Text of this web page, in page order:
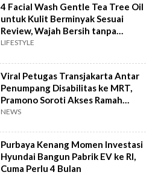
4 Facial Wash Gentle Tea Tree Oil
untuk Kulit Berminyak Sesuai
Review, Wajah Bersih tanpa
Kering
LIFESTYLE
Viral Petugas Transjakarta Antar
Penumpang Disabilitas ke MRT,
Pramono Soroti Akses Ramah
Difabel
NEWS
Purbaya Kenang Momen Investasi
Hyundai Bangun Pabrik EV ke RI,
Cuma Perlu 4 Bulan